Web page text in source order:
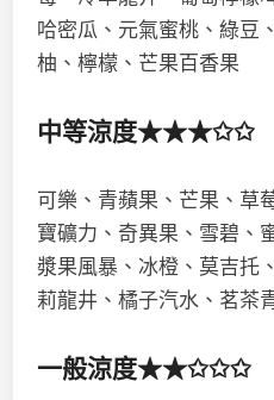
哈密瓜、元氣蜜桃、綠豆
柚、檸檬、芒果百香果
中等涼度★★★✩✩
可樂、青蘋果、芒果、草
寶礦力、奇異果、雪碧、
漿果風暴、冰橙、莫吉托
莉龍井、橘子汽水、茗茶
一般涼度★★✩✩✩